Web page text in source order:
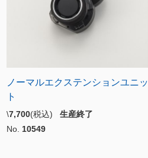
ノーマルエクステンションユニッ
ト
\7,700(税込) 生産終了
No. 10549